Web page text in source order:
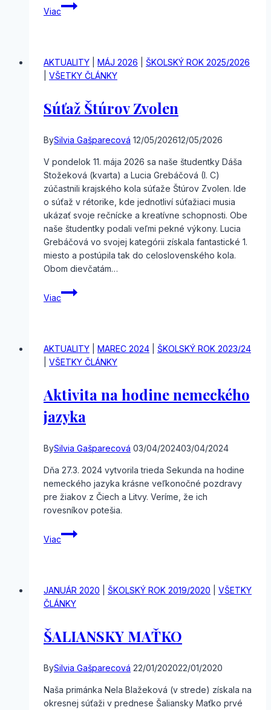
Viac
Beseda
AKTUALITY MÁJ 2026
ŠKOLSKÝ ROK 2025/2026
VŠETKY ČLÁNKY
Súťaž Štúrov Zvolen
BySilvia Gašparecová 12/05/202612/05/2026
V pondelok 11. mája 2026 sa naše študentky Dáša
Stožeková (kvarta) a Lucia Grebáčová (I. C)
zúčastnili krajského kola súťaže Štúrov Zvolen. Ide
o súťaž v rétorike, kde jednotliví súťažiaci musia
ukázať svoje rečnícke a kreatívne schopnosti. Obe
naše študentky podali veľmi pekné výkony. Lucia
Grebáčová vo svojej kategórii získala fantastické 1.
miesto a postúpila tak do celoslovenského kola.
Obom dievčatám…
Viac
Súťaž
Štúrov
AKTUALITY MAREC 2024
ŠKOLSKÝ ROK 2023/24
VŠETKY ČLÁNKY
Aktivita na hodine nemeckého
jazyka
BySilvia Gašparecová 03/04/202403/04/2024
Dňa 27.3. 2024 vytvorila trieda Sekunda na hodine
nemeckého jazyka krásne veľkonočné pozdravy
pre žiakov z Čiech a Litvy. Veríme, že ich
rovesníkov potešia.
Viac
Aktivita
na
jazyka
JANUÁR 2020 ŠKOLSKÝ ROK 2019/2020
VŠETKY
ČLÁNKY
ŠALIANSKY MAŤKO
BySilvia Gašparecová 22/01/202022/01/2020
Naša primánka Nela Blažeková (v strede) získala na
okresnej súťaži v prednese Šaliansky Maťko prvé